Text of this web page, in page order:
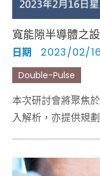
寬能隙半導體之
日期 2023/02/
Double-Pulse
本次研討會將聚焦
入解析，亦提供規